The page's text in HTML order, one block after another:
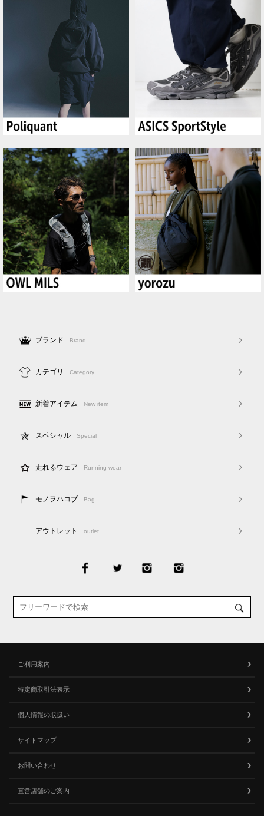
ブランド Brand
カテゴリ Category
新着アイテム New item
スペシャル Special
走れるウェア Running wear
モノヲハコブ Bag
アウトレット outlet
ご利用案内
特定商取引法表示
個人情報の取扱い
サイトマップ
お問い合わせ
直営店舗のご案内